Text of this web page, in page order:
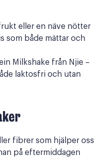
eller en näve nötter
som både mättar och
Milkshake från Njie –
laktosfri och utan
fibrer som hjälper oss
på eftermiddagen